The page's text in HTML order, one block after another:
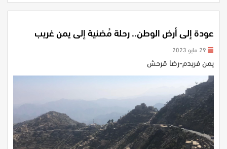
عودة إلى أرض الوطن.. رحلة مُضنية إلى يمن غريب
يمن فريدم-رضا قرحش